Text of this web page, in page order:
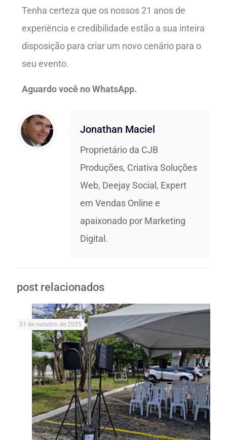
Tenha certeza que os nossos 21 anos de
experiência e credibilidade estão a sua inteira
disposição para criar um novo cenário para o
seu evento.
Aguardo você no WhatsApp.
Jonathan Maciel
Proprietário da CJB
Produções, Criativa Soluções
Web, Deejay Social, Expert
em Vendas Online e
apaixonado por Marketing
Digital.
post relacionados
31 de outubro de 2025